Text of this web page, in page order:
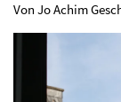
Von Jo Achim